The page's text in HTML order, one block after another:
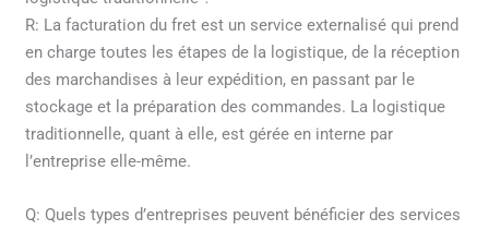
R: La facturation du fret est un service externalisé qui prend
en charge toutes les étapes de la logistique, de la réception
des marchandises à leur expédition, en passant par le
stockage et la préparation des commandes. La logistique
traditionnelle, quant à elle, est gérée en interne par
l’entreprise elle-même.
Q: Quels types d’entreprises peuvent bénéficier des services